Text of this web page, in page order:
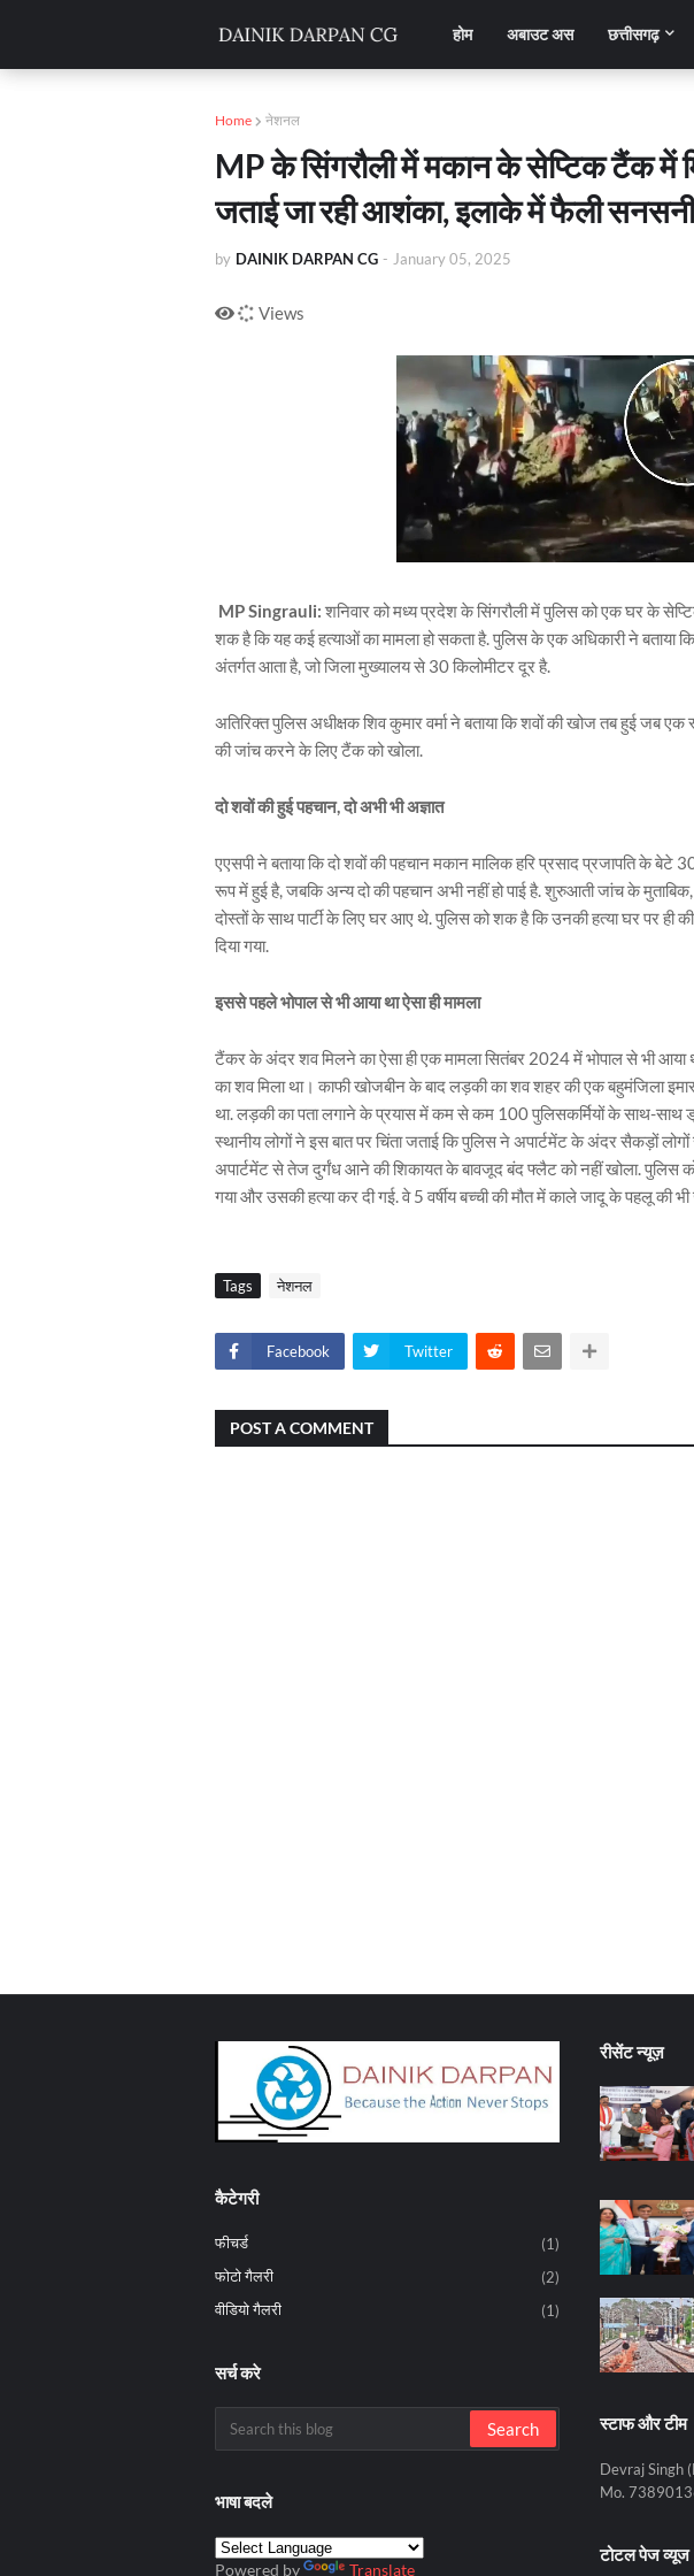
होम अबाउट अस छत्तीसगढ़
Home नेशनल
MP के सिंगरौली में मकान के सेप्टिक टैंक में
जताई जा रही आशंका, इलाके में फैली सनसनी
by DAINIK DARPAN CG - January 05, 2025
Views
MP Singrauli: शनिवार को मध्य प्रदेश के सिंगरौली में पुलिस को एक घर के
शक है कि यह कई हत्याओं का मामला हो सकता है. पुलिस के एक अधिकारी ने बताया
अंतर्गत आता है, जो जिला मुख्यालय से 30 किलोमीटर दूर है.
अतिरिक्त पुलिस अधीक्षक शिव कुमार वर्मा ने बताया कि शवों की खोज तब हुई जब
की जांच करने के लिए टैंक को खोला.
दो शवों की हुई पहचान, दो अभी भी अज्ञात
एएसपी ने बताया कि दो शवों की पहचान मकान मालिक हरि प्रसाद प्रजापति के
रूप में हुई है, जबकि अन्य दो की पहचान अभी नहीं हो पाई है. शुरुआती जांच के
दोस्तों के साथ पार्टी के लिए घर आए थे. पुलिस को शक है कि उनकी हत्या घर पर
दिया गया.
इससे पहले भोपाल से भी आया था ऐसा ही मामला
टैंकर के अंदर शव मिलने का ऐसा ही एक मामला सितंबर 2024 में भोपाल से भी आया
का शव मिला था। काफी खोजबीन के बाद लड़की का शव शहर की एक बहुमंजिला
था. लड़की का पता लगाने के प्रयास में कम से कम 100 पुलिसकर्मियों के साथ-साथ
स्थानीय लोगों ने इस बात पर चिंता जताई कि पुलिस ने अपार्टमेंट के अंदर सैकड़ों लोगों
अपार्टमेंट से तेज दुर्गंध आने की शिकायत के बावजूद बंद फ्लैट को नहीं खोला. पुलिस
गया और उसकी हत्या कर दी गई. वे 5 वर्षीय बच्ची की मौत में काले जादू के पहलू की
Tags नेशनल
Facebook Twitter
POST A COMMENT
कैटेगरी
फीचर्ड
(1)
फोटो गैलरी
(2)
वीडियो गैलरी
(1)
सर्च करे
भाषा बदले
Powered by Translate
रीसेंट न्यूज़
स्टाफ और टीम
Devraj Singh
Mo.
टोटल पेज व्यूज